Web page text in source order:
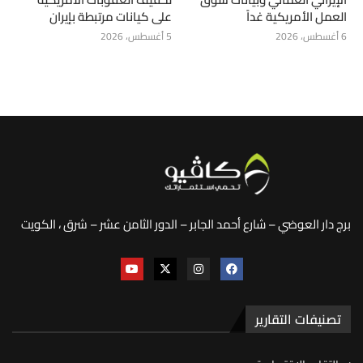
العمل الأمريكية غداً
6 أغسطس، 2026
على كيانات مرتبطة بإيران
5 أغسطس، 2026
برج دار العوضي – شارع أحمد الجابر – الدور الثامن عشر – شرق ، الكويت
تصنيفات التقارير